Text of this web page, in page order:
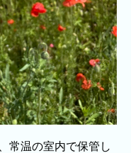
常温の室内で保管し